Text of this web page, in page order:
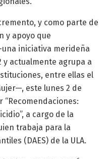
y como parte de
y apoyo que
iniciativa merideña
y actualmente agrupa a
entre ellas el
este lunes 2 de
a cargo de la
trabaja para la
(DAES) de la ULA.